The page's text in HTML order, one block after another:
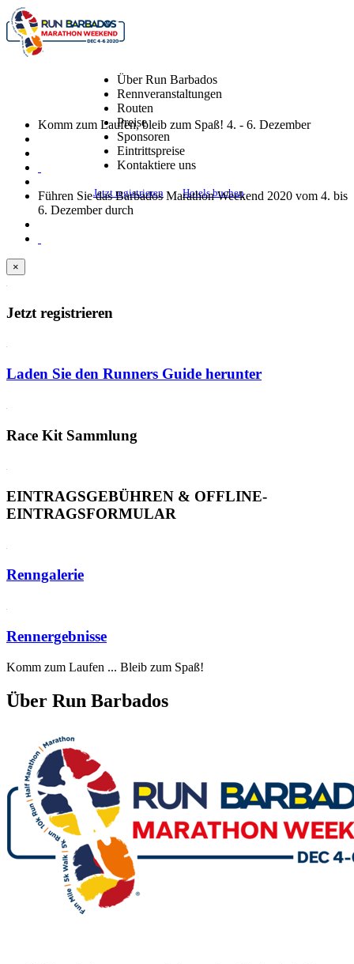
Über Run Barbados
Rennveranstaltungen
Routen
Preise
Sponsoren
Eintrittspreise
Kontaktiere uns
Jetzt registrieren Hotels buchen
Komm zum Laufen, bleib zum Spaß! 4. - 6. Dezember
Führen Sie das Barbados Marathon Weekend 2020 vom 4. bis
6. Dezember durch
×
Jetzt registrieren
Laden Sie den Runners Guide herunter
Race Kit Sammlung
EINTRAGSGEBÜHREN & OFFLINE-
EINTRAGSFORMULAR
Renngalerie
Rennergebnisse
Komm zum Laufen ... Bleib zum Spaß!
Über Run Barbados